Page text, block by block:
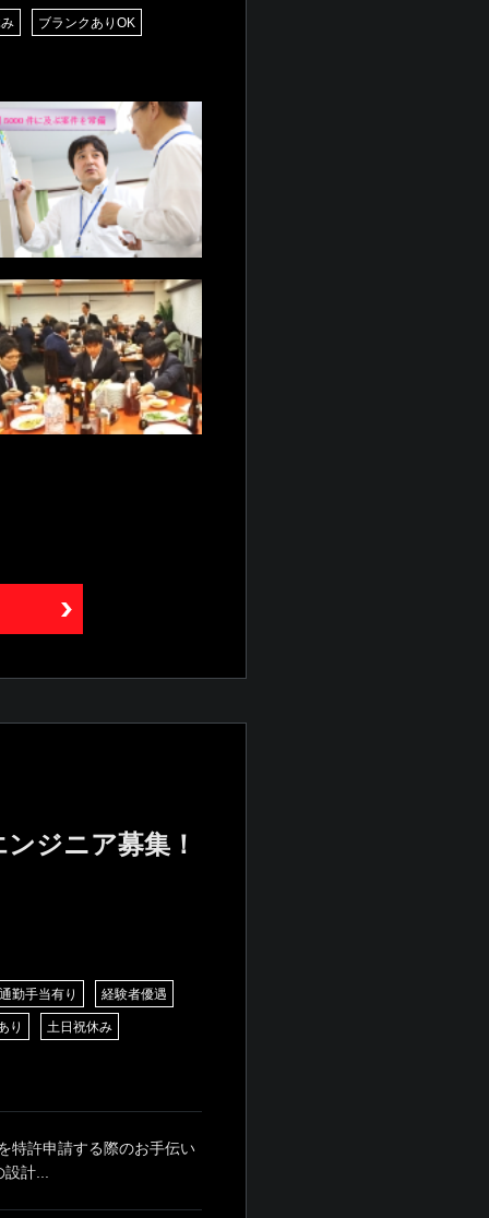
ブランクありOK
ジニア募集！
通勤手当有り 経験者優遇
り 土日祝休み
特許申請する際のお手伝い
計...